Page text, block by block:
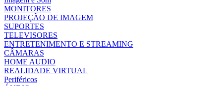
MONITORES
PROJEÇÃO DE IMAGEM
SUPORTES
TELEVISORES
ENTRETENIMENTO E STREAMING
CÂMARAS
HOME AUDIO
REALIDADE VIRTUAL
Periféricos